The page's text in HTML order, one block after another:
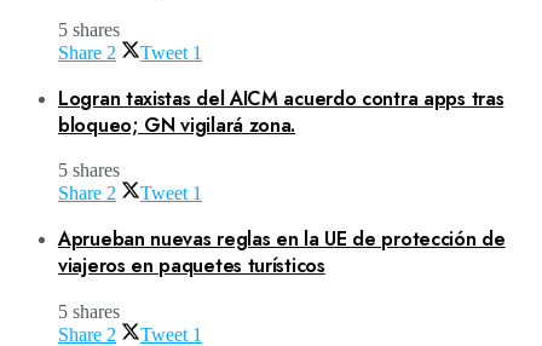
5 shares
Share 2 Tweet 1
Logran taxistas del AICM acuerdo contra apps tras
bloqueo; GN vigilará zona.
5 shares
Share 2 Tweet 1
Aprueban nuevas reglas en la UE de protección de
viajeros en paquetes turísticos
5 shares
Share 2 Tweet 1